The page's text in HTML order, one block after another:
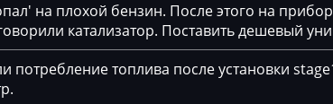
Bosch ME(D)7.5.x
Bosch ME17.5.6
Bosch MED(C)17.1-
на плохой бензин. После этого на
катализатор. Поставить дешевый
потребление топлива после установки